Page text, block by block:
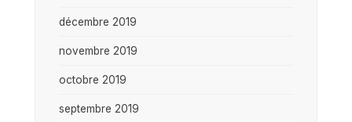
décembre 2019
novembre 2019
octobre 2019
septembre 2019